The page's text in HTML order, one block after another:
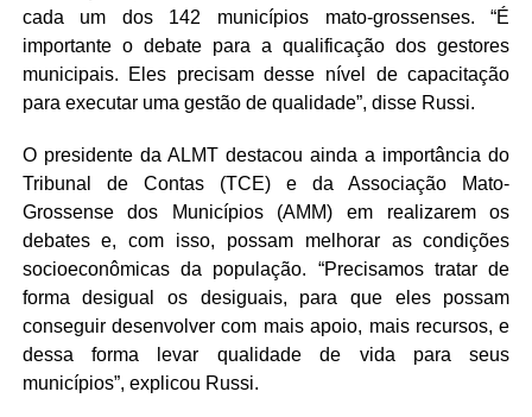
cada um dos 142 municípios mato-grossenses. “É
importante o debate para a qualificação dos gestores
municipais. Eles precisam desse nível de capacitação
para executar uma gestão de qualidade”, disse Russi.
O presidente da ALMT destacou ainda a importância do
Tribunal de Contas (TCE) e da Associação Mato-
Grossense dos Municípios (AMM) em realizarem os
debates e, com isso, possam melhorar as condições
socioeconômicas da população. “Precisamos tratar de
forma desigual os desiguais, para que eles possam
conseguir desenvolver com mais apoio, mais recursos, e
dessa forma levar qualidade de vida para seus
municípios”, explicou Russi.